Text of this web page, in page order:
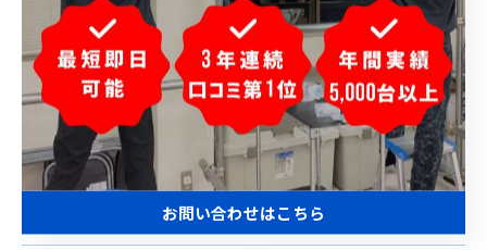
掃除機能付き 業務用 講習
パナソニック 日立
エアコン取り付け工事
お問い合わせはこちら